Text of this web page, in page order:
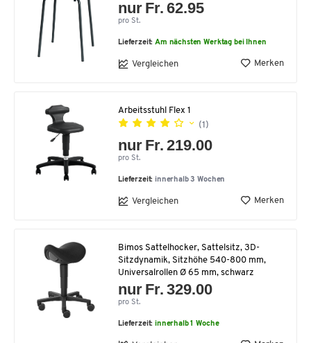
nur Fr. 62.95
pro St.
Lieferzeit:Am nächsten Werktag bei Ihnen
Vergleichen Merken
Arbeitsstuhl Flex 1
(1)
nur Fr. 219.00
pro St.
Lieferzeit: innerhalb 3 Wochen
Vergleichen Merken
Bimos Sattelhocker, Sattelsitz, 3D-
Sitzdynamik, Sitzhöhe 540-800 mm,
Universalrollen Ø 65 mm, schwarz
nur Fr. 329.00
pro St.
Lieferzeit:innerhalb 1 Woche